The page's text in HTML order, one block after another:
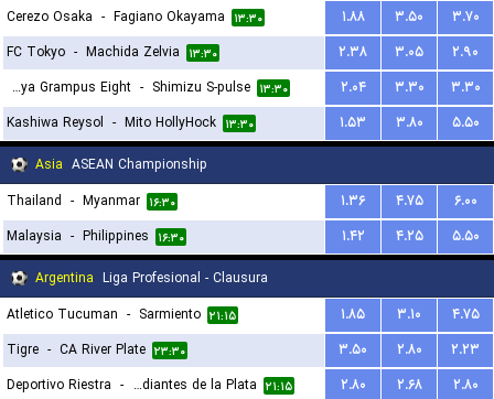
Cerezo Osaka - Fagiano Okayama ۱۳:۳۰ ۱.۸۸ ۳.۵۰
۳.۷۰
FC Tokyo - Machida Zelvia ۱۳:۳۰ ۲.۳۸ ۳.۰۵
۲.۹۰
Nagoya Grampus Eight
- Shimizu S-pulse ۱۳:۳۰ ۲.۰۴ ۳.۳۰
۳.۳۰
Kashiwa Reysol - Mito HollyHock ۱۳:۳۰ ۱.۵۳ ۳.۸۰
۵.۵۰
Asia ASEAN Championship
Thailand - Myanmar ۱۶:۳۰ ۱.۳۶ ۴.۷۵
۶.۰۰
Malaysia - Philippines ۱۶:۳۰ ۱.۴۲ ۴.۲۵
۵.۵۰
Argentina Liga Profesional - Clausura
Atletico Tucuman - Sarmiento ۲۱:۱۵ ۱.۸۵ ۳.۱۰
۴.۷۵
Tigre - CA River Plate ۲۳:۳۰ ۳.۵۰ ۲.۸۰
۲.۲۳
Deportivo Riestra - Estudiantes de la Plata ۲۱:۱۵ ۲.۸۰ ۲.۶۸
۲.۸۰